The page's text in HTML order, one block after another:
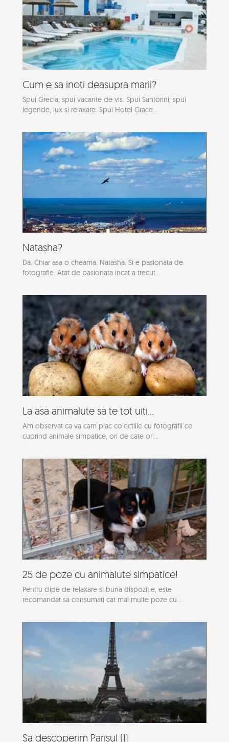
Cum e sa inoti deasupra marii?
Spui Grecia, spui vacante de vis. Spui Santorini, spui
legende, lux si relaxare. Spui Hotel Grace...
Natasha?
Da. Chiar asa o cheama. Natasha. Si e pasionata de
fotografie. Atat de pasionata incat a trecut...
La asa animalute sa te tot uiti...
Am observat ca va cam plac colectiile cu fotografii ce
cuprind animale simpatice, ori de cate ori...
25 de poze cu animalute simpatice!
Pentru clipe de relaxare si buna dispozitie, este
recomandat sa consumati cat mai multe poze cu...
Sa descoperim Parisul (I)